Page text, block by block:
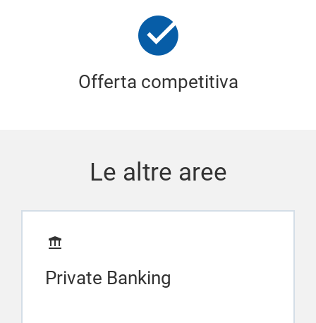
Offerta competitiva
Le altre aree
Private Banking